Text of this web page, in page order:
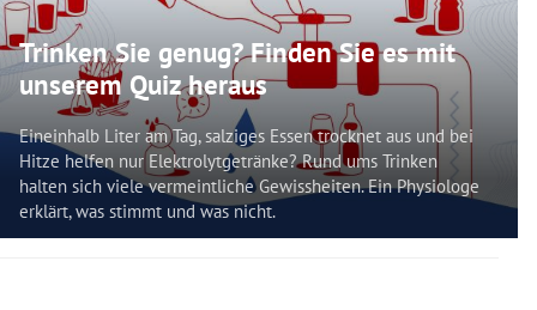
Trinken Sie genug? Finden Sie es mit
unserem Quiz heraus
Eineinhalb Liter am Tag, salziges Essen trocknet aus und bei
Hitze helfen nur Elektrolytgetränke? Rund ums Trinken
halten sich viele vermeintliche Gewissheiten. Ein Physiologe
erklärt, was stimmt und was nicht.